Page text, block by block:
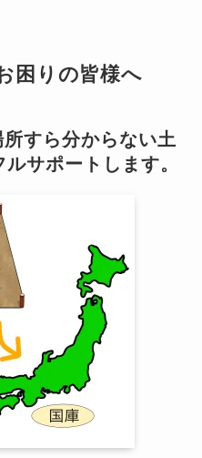
困りの皆様へ
すら分からない土
サポートします。